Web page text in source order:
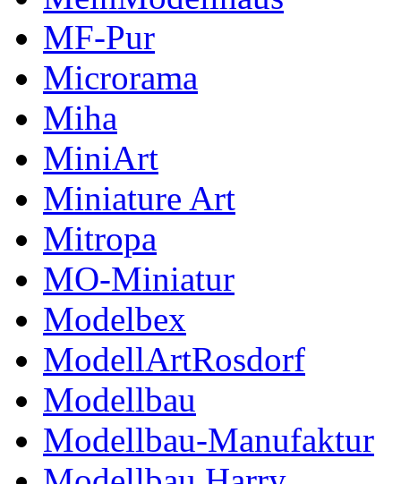
MF-Pur
Microrama
Miha
MiniArt
Miniature Art
Mitropa
MO-Miniatur
Modelbex
ModellArtRosdorf
Modellbau
Modellbau-Manufaktur